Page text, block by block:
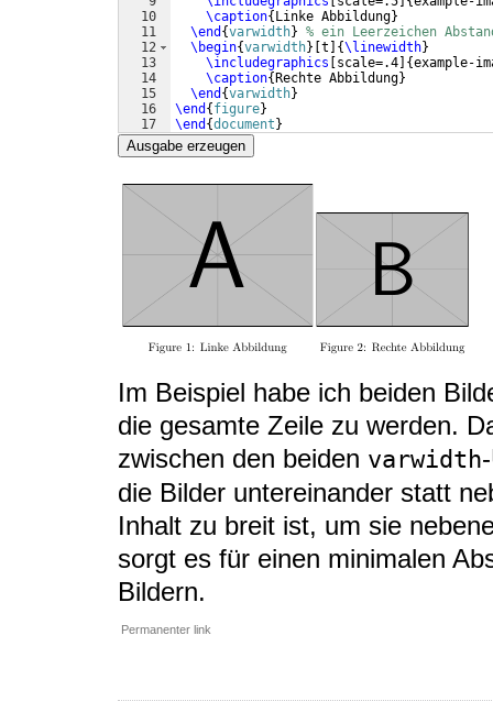
10
11
12
13
14
15
16
17
\caption{ Linke Abbildung}
\end {varwidth} % ein Leerzeichen
\begin{varwidth} t {\linewidth}
\includegraphics
scale=.4 {example-
\caption{ Rechte Abbildung}
\end {varwidth}
\end { figure}
\end {document }
Ausgabe erzeugen
Im Beispiel habe ich beiden
die gesamte Zeile zu werden.
zwischen den beiden varwidth
die Bilder untereinander statt
Inhalt zu breit ist, um sie
sorgt es für einen minimalen
Bildern.
Permanenter link